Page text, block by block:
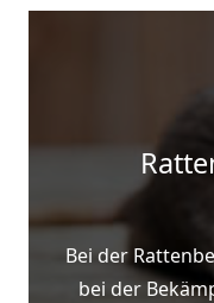
Bei der
bei der